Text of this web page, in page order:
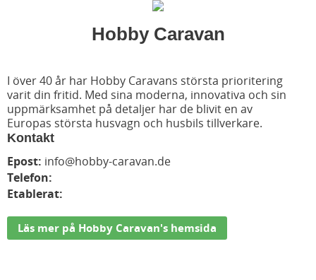
Hobby Caravan
I över 40 år har Hobby Caravans största prioritering
varit din fritid. Med sina moderna, innovativa och sin
uppmärksamhet på detaljer har de blivit en av
Europas största husvagn och husbils tillverkare.
Kontakt
Epost: info@hobby-caravan.de
Telefon:
Etablerat:
Läs mer på Hobby Caravan's hemsida